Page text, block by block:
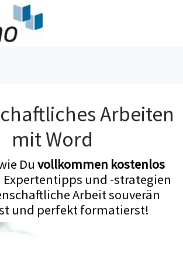
Arbeiten
mit Word
Du vollkommen kostenlos
und -strategien
Arbeit souverän
und perfekt formatierst!